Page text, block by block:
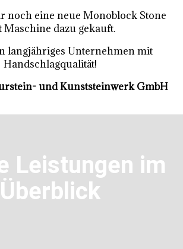
noch eine neue Monoblock Stone
Maschine dazu gekauft.
langjähriges Unternehmen mit
Handschlagqualität!
und Kunststeinwerk GmbH
Leistungen im
Überblick